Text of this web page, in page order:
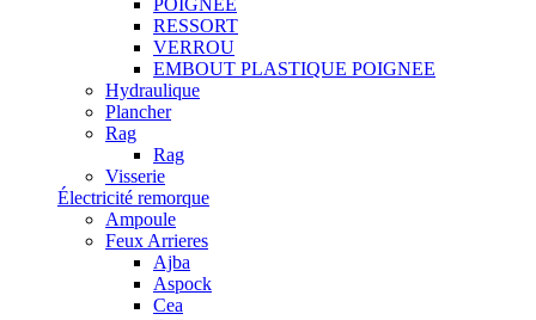
POIGNEE
RESSORT
VERROU
EMBOUT PLASTIQUE POIGNEE
Hydraulique
Plancher
Rag
Rag
Visserie
Électricité remorque
Ampoule
Feux Arrieres
Ajba
Aspock
Cea